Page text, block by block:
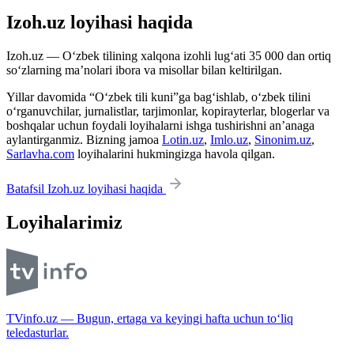
Izoh.uz loyihasi haqida
Izoh.uz — O‘zbek tilining xalqona izohli lug‘ati 35 000 dan ortiq
so‘zlarning ma’nolari ibora va misollar bilan keltirilgan.
Yillar davomida “O‘zbek tili kuni”ga bag‘ishlab, o‘zbek tilini
o‘rganuvchilar, jurnalistlar, tarjimonlar, kopirayterlar, blogerlar va
boshqalar uchun foydali loyihalarni ishga tushirishni an’anaga
aylantirganmiz. Bizning jamoa Lotin.uz, Imlo.uz, Sinonim.uz,
Sarlavha.com loyihalarini hukmingizga havola qilgan.
Batafsil Izoh.uz loyihasi haqida
Loyihalarimiz
TVinfo.uz — Bugun, ertaga va keyingi hafta uchun to‘liq
teledasturlar.